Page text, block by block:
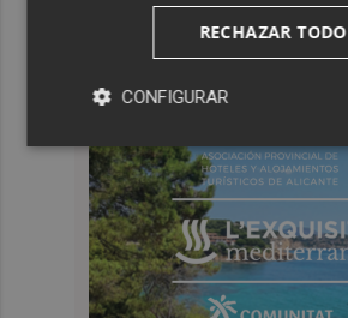
RECHAZAR TODO
CONFIGURAR